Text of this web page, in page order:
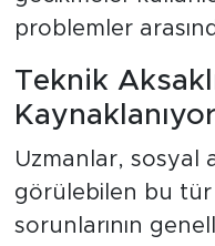
problemler
Teknik
Uzmanlar, sosyal
görülebilen bu tür
sorunlarının